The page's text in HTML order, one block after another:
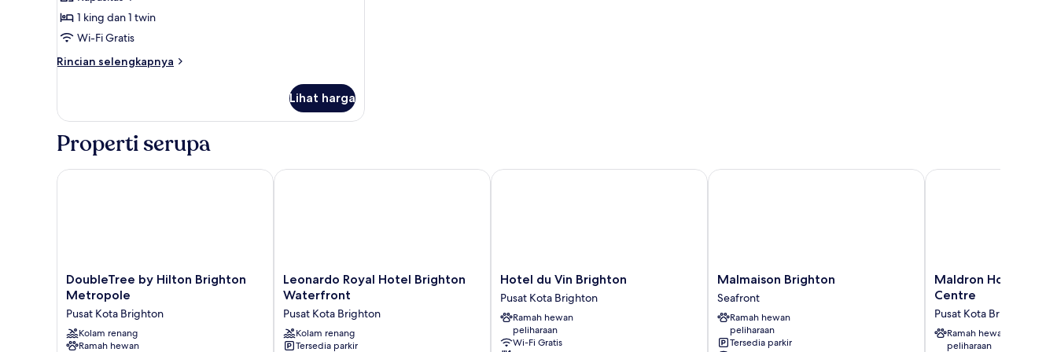
Keluarga,
Beberapa
Tempat
Tidur
1 king dan 1 twin
Wi-Fi Gratis
Rincian selengkapnya
Rincian
Studio
Keluarga,
Beberapa
Tempat
Lihat harga
Properti serupa
DoubleTree
by
Brighton
Metropole
Pusat
DoubleTree by Hilton Brighton
Metropole
Pusat Kota Brighton
Kolam renang
Ramah hewan
DoubleTree by Hilton Brighton Metropole
Leonardo
Royal
Brighton
Waterfront
Pusat
Leonardo Royal Hotel Brighton
Waterfront
Pusat Kota Brighton
Kolam renang
Tersedia parkir
Leonardo Royal Hotel Brighton Waterfront
Hotel
du
Vin
Brighton
Pusat
Kota
Hotel du Vin Brighton
Pusat Kota Brighton
Ramah hewan
peliharaan
Wi-Fi Gratis
Hotel du Vin Brighton
Malmaison
Brighton
Seafront
Malmaison Brighton
Seafront
Ramah hewan
peliharaan
Tersedia parkir
Malmaison Brighton
Maldron
Hotel
City
Centre
Pusat
Maldron Hotel
Centre
Pusat Kota Brighton
Ramah hewan
peliharaan
Maldron Hotel